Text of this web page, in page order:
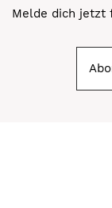
Melde dich jetzt